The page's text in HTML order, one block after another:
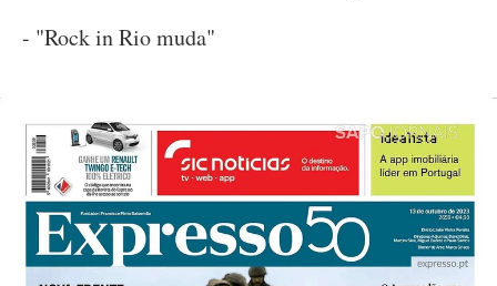
- "Rock in Rio muda"